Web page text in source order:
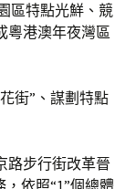
區特點光鮮、競
粵港澳年夜灣區
街”、謀劃特點
路步行街改革晉
依照“1”個總體